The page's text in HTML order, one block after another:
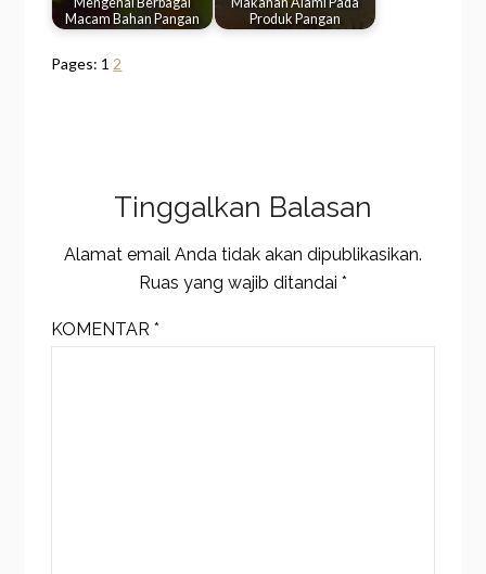
Macam Bahan Pangan
Produk Pangan
Pages: 1 2
Tinggalkan Balasan
Alamat email Anda tidak akan dipublikasikan.
Ruas yang wajib ditandai *
KOMENTAR*